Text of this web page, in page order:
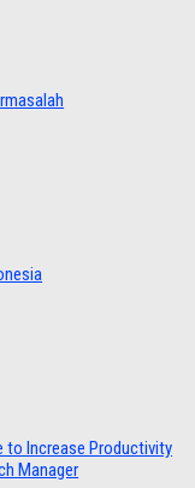
to Increase Productivity
Manager